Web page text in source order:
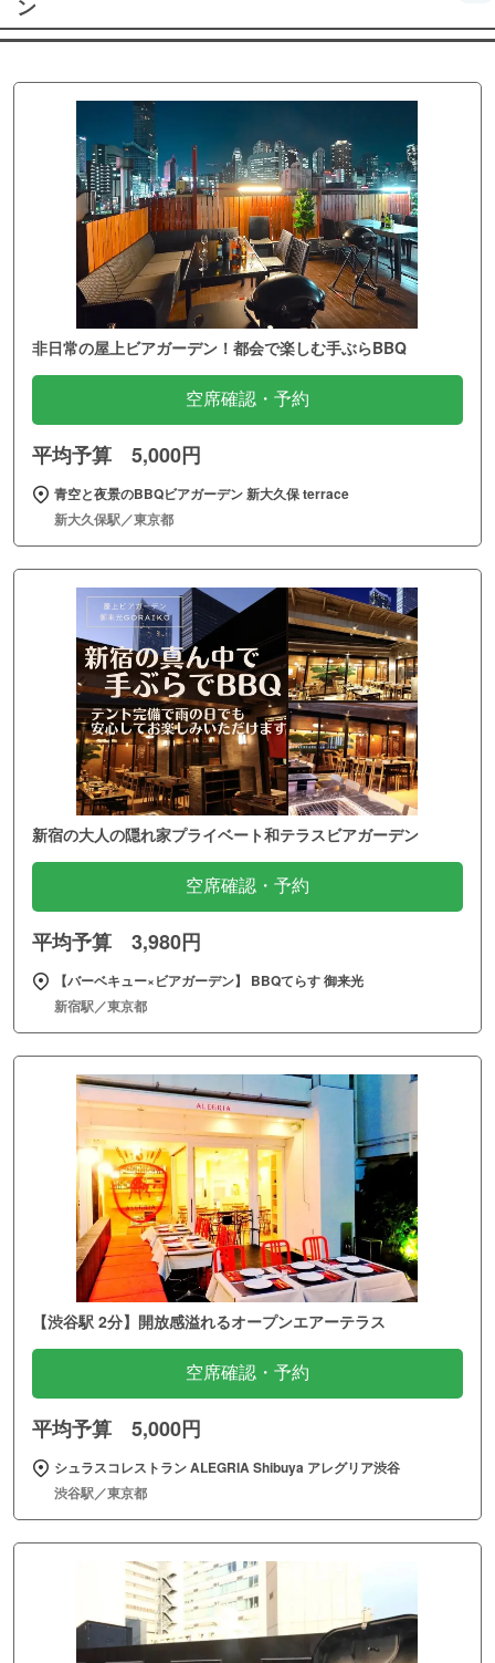
ン
非日常の屋上ビアガーデン！都会で楽しむ手ぶらBBQ
空席確認・予約
平均予算 5,000円
青空と夜景のBBQビアガーデン 新大久保 terrace
新大久保駅／東京都
新宿の大人の隠れ家プライベート和テラスビアガーデン
空席確認・予約
平均予算 3,980円
【バーベキュー×ビアガーデン】 BBQてらす 御来光
新宿駅／東京都
【渋谷駅 2分】開放感溢れるオープンエアーテラス
空席確認・予約
平均予算 5,000円
シュラスコレストラン ALEGRIA Shibuya アレグリア渋谷
渋谷駅／東京都